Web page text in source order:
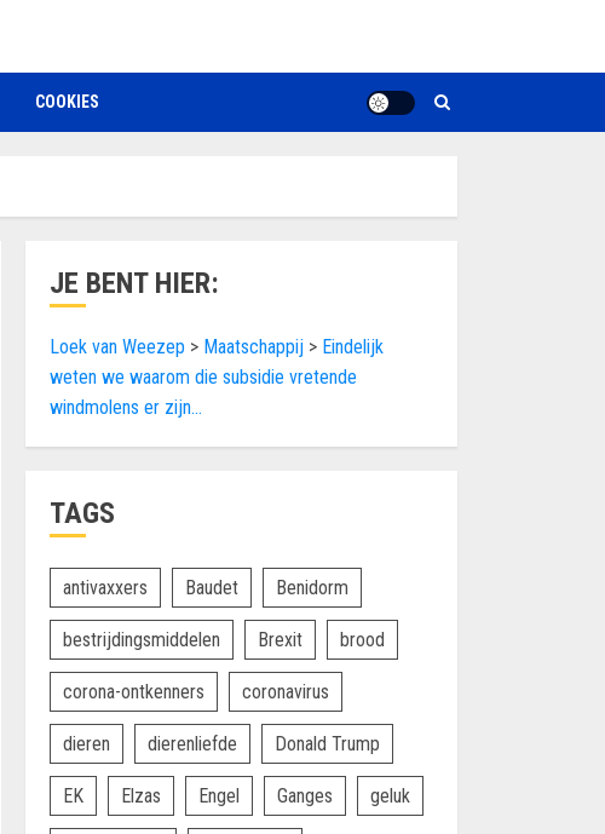
COOKIES
JE BENT HIER:
Loek van Weezep > Maatschappij > Eindelijk
weten we waarom die subsidie vretende
windmolens er zijn…
TAGS
antivaxxers Baudet Benidorm
bestrijdingsmiddelen Brexit brood
corona-ontkenners coronavirus
dieren dierenliefde Donald Trump
EK Elzas Engel Ganges geluk